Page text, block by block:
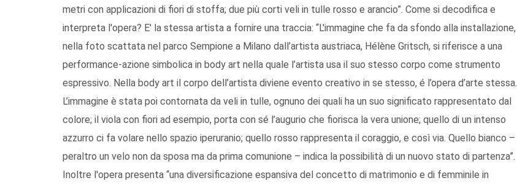
metri con applicazioni di fiori di stoffa; due più corti veli in tulle rosso e arancio”. Come si decodifica e
interpreta l'opera? E' la stessa artista a fornire una traccia: “L'immagine che fa da sfondo alla installazione,
nella foto scattata nel parco Sempione a Milano dall’artista austriaca, Hélène Gritsch, si riferisce a una
performance-azione simbolica in body art nella quale l’artista usa il suo stesso corpo come strumento
espressivo. Nella body art il corpo dell’artista diviene evento creativo in se stesso, é l’opera d’arte stessa.
L’immagine è stata poi contornata da veli in tulle, ognuno dei quali ha un suo significato rappresentato dal
colore; il viola con fiori ad esempio, porta con sé l’augurio che fiorisca la vera unione; quello di un intenso
azzurro ci fa volare nello spazio iperuranio; quello rosso rappresenta il coraggio, e così via. Quello bianco –
peraltro un velo non da sposa ma da prima comunione – indica la possibilità di un nuovo stato di partenza”.
Inoltre l'opera presenta “una diversificazione espansiva del concetto di matrimonio e di femminile in